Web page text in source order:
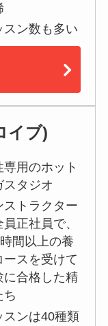
スン数も多い
イブ)
専用のホット
スタジオ
ストラクター
員正社員で、
間以上の養
ースを受けて
に合格した精
ち
スンは40種類